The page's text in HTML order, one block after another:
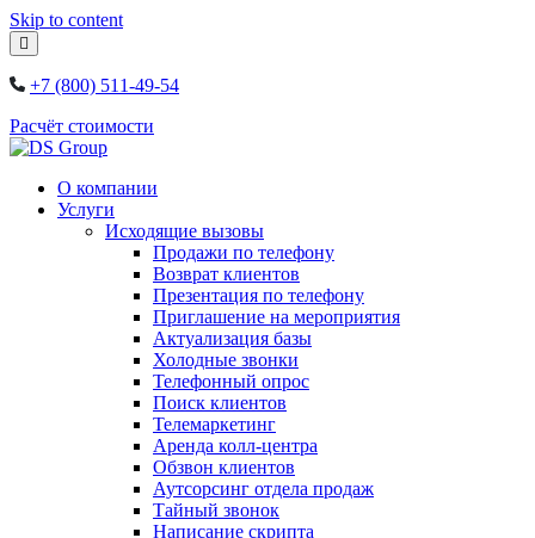
Skip to content
+7 (800) 511-49-54
Расчёт стоимости
О компании
Услуги
Исходящие вызовы
Продажи по телефону
Возврат клиентов
Презентация по телефону
Приглашение на мероприятия
Актуализация базы
Холодные звонки
Телефонный опрос
Поиск клиентов
Телемаркетинг
Аренда колл-центра
Обзвон клиентов
Аутсорсинг отдела продаж
Тайный звонок
Написание скрипта